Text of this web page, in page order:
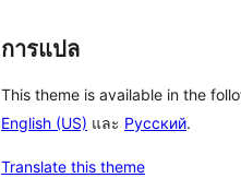
การแปล
This theme is available in the
English (US) และ Русский.
Translate this theme